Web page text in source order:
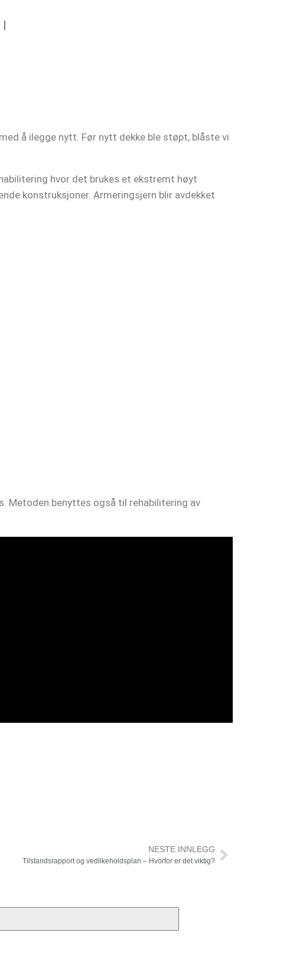
å ilegge nytt. Før nytt dekke ble støpt, blåste vi
hvor det brukes et ekstremt høyt
konstruksjoner. Armeringsjern blir avdekket
Metoden benyttes også til rehabilitering av
NESTE INNLEGG
Tilstandsrapport og vedlikeholdsplan – Hvorfor er det viktig?